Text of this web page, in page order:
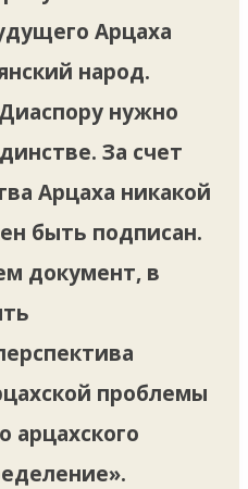
Арцаха
народ.
нужно
За счет
Арцаха никакой
быть подписан.
документ, в
проблемы
арцахского